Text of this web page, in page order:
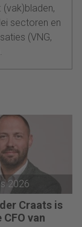
sectoren en
(VNG,
2026
Craats is
van